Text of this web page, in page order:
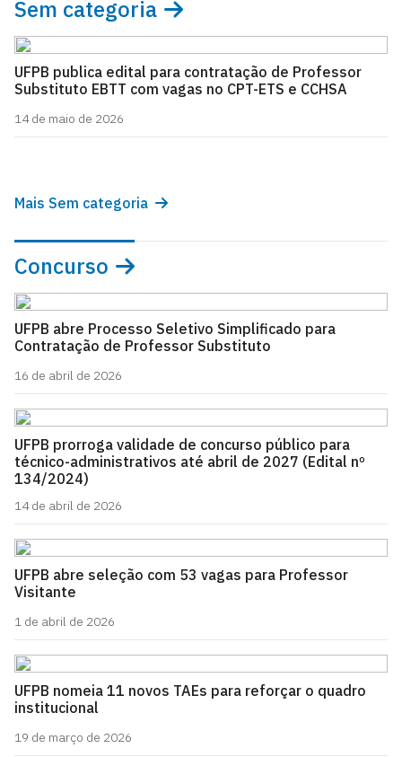
Sem categoria
UFPB publica edital para contratação de Professor
Substituto EBTT com vagas no CPT-ETS e CCHSA
14 de maio de 2026
Mais Sem categoria
Concurso
UFPB abre Processo Seletivo Simplificado para
Contratação de Professor Substituto
16 de abril de 2026
UFPB prorroga validade de concurso público para
técnico-administrativos até abril de 2027 (Edital nº
134/2024)
14 de abril de 2026
UFPB abre seleção com 53 vagas para Professor
Visitante
1 de abril de 2026
UFPB nomeia 11 novos TAEs para reforçar o quadro
institucional
19 de março de 2026